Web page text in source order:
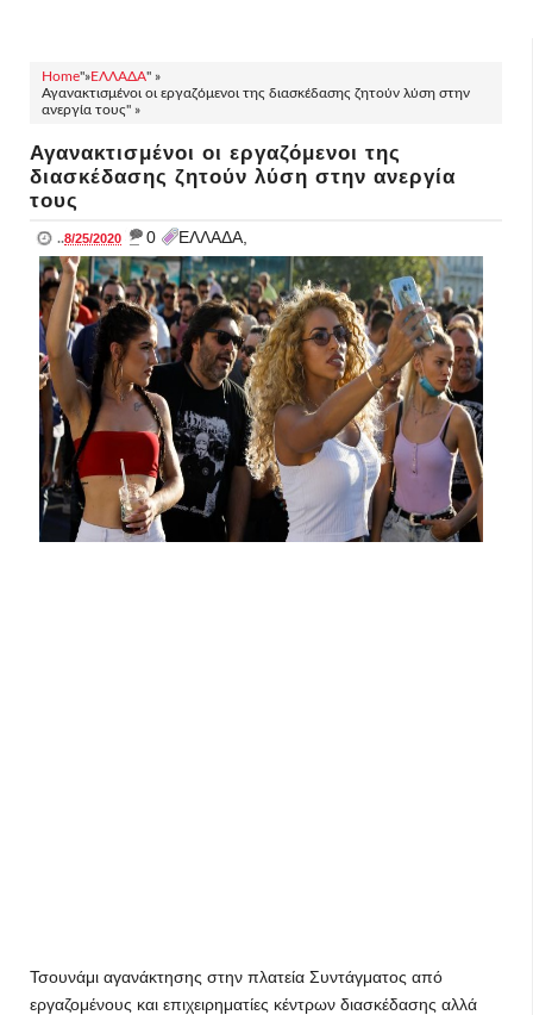
Home"»ΕΛΛΑΔΑ" »
Αγανακτισμένοι οι εργαζόμενοι της διασκέδασης ζητούν λύση στην
ανεργία τους" »
Αγανακτισμένοι οι εργαζόμενοι της
διασκέδασης ζητούν λύση στην ανεργία
τους
..8/25/2020 _ 0 ΕΛΛΑΔΑ,
Τσουνάμι αγανάκτησης στην πλατεία Συντάγματος από
εργαζομένους και επιχειρηματίες κέντρων διασκέδασης αλλά